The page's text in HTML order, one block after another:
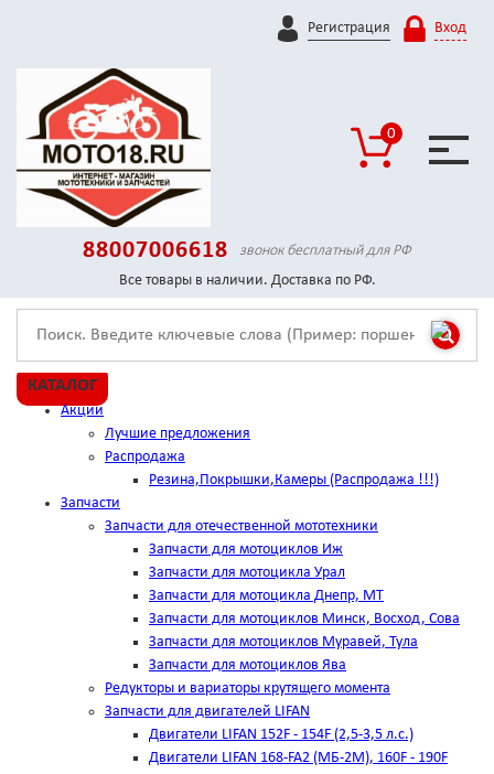
Регистрация Вход
0
88007006618
звонок бесплатный для РФ
Все товары в наличии. Доставка по РФ.
КАТАЛОГ
Акции
Лучшие предложения
Распродажа
Резина,Покрышки,Камеры (Распродажа !!!)
Запчасти
Запчасти для отечественной мототехники
Запчасти для мотоциклов Иж
Запчасти для мотоцикла Урал
Запчасти для мотоцикла Днепр, МТ
Запчасти для мотоциклов Минск, Восход, Сова
Запчасти для мотоциклов Муравей, Тула
Запчасти для мотоциклов Ява
Редукторы и вариаторы крутящего момента
Запчасти для двигателей LIFAN
Двигатели LIFAN 152F - 154F (2,5-3,5 л.с.)
Двигатели LIFAN 168-FA2 (МБ-2М), 160F - 190F